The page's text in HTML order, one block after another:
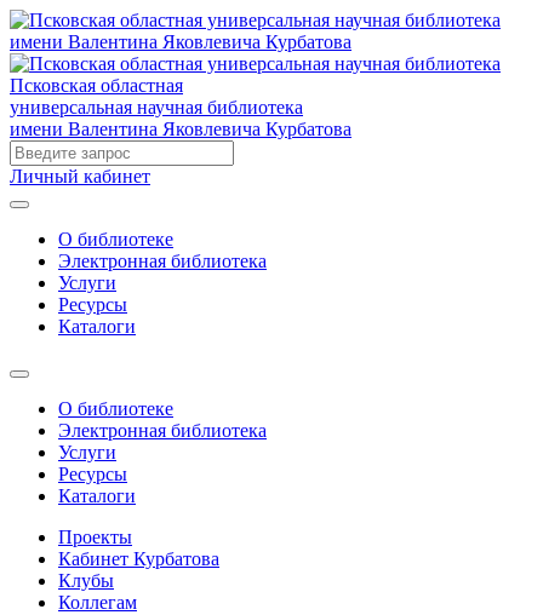
Псковская областная
универсальная научная библиотека
имени Валентина Яковлевича Курбатова
Личный кабинет
О библиотеке
Электронная библиотека
Услуги
Ресурсы
Каталоги
О библиотеке
Электронная библиотека
Услуги
Ресурсы
Каталоги
Проекты
Кабинет Курбатова
Клубы
Коллегам